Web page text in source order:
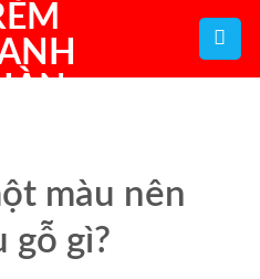
màu nên
gỗ gì?